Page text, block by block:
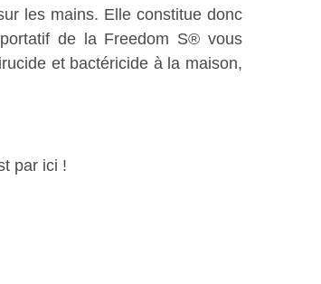
les mains. Elle constitue donc
de la Freedom S® vous
et bactéricide à la maison,
par ici !